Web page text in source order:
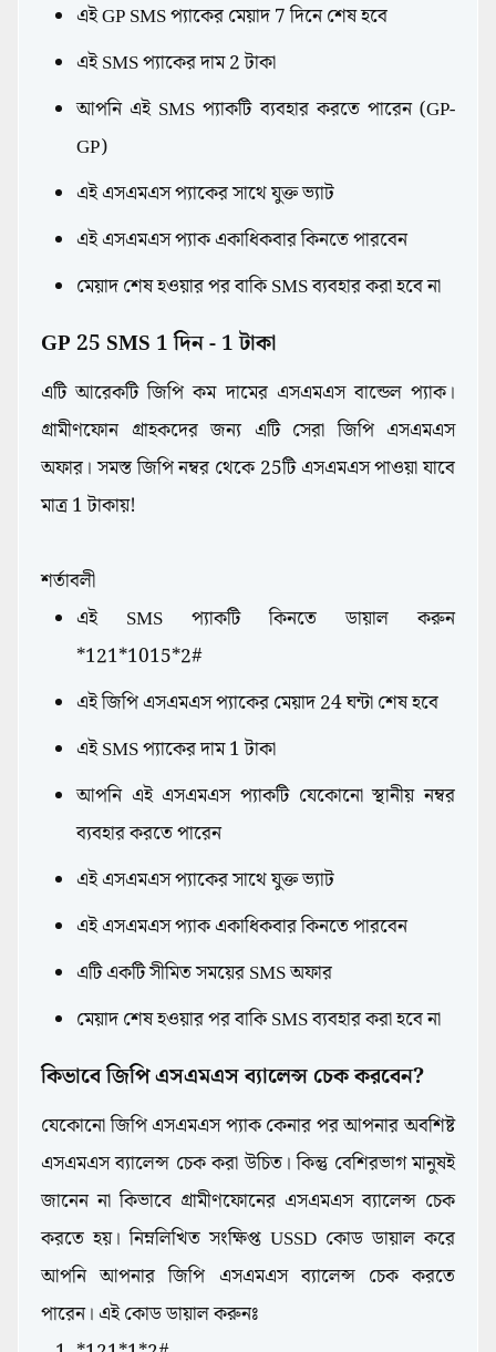
এই GP SMS প্যাকের মেয়াদ 7 দিনে শেষ হবে
এই SMS প্যাকের দাম 2 টাকা
আপনি এই SMS প্যাকটি ব্যবহার করতে পারেন (GP-
GP)
এই এসএমএস প্যাকের সাথে যুক্ত ভ্যাট
এই এসএমএস প্যাক একাধিকবার কিনতে পারবেন
মেয়াদ শেষ হওয়ার পর বাকি SMS ব্যবহার করা হবে না
GP 25 SMS 1 দিন - 1 টাকা
এটি আরেকটি জিপি কম দামের এসএমএস বান্ডেল প্যাক।
গ্রামীণফোন গ্রাহকদের জন্য এটি সেরা জিপি এসএমএস
অফার। সমস্ত জিপি নম্বর থেকে 25টি এসএমএস পাওয়া যাবে
মাত্র 1 টাকায়!
শর্তাবলী
এই SMS প্যাকটি কিনতে ডায়াল করুন
*121*1015*2#
এই জিপি এসএমএস প্যাকের মেয়াদ 24 ঘন্টা শেষ হবে
এই SMS প্যাকের দাম 1 টাকা
আপনি এই এসএমএস প্যাকটি যেকোনো স্থানীয় নম্বর
ব্যবহার করতে পারেন
এই এসএমএস প্যাকের সাথে যুক্ত ভ্যাট
এই এসএমএস প্যাক একাধিকবার কিনতে পারবেন
এটি একটি সীমিত সময়ের SMS অফার
মেয়াদ শেষ হওয়ার পর বাকি SMS ব্যবহার করা হবে না
কিভাবে জিপি এসএমএস ব্যালেন্স চেক করবেন?
যেকোনো জিপি এসএমএস প্যাক কেনার পর আপনার অবশিষ্ট
এসএমএস ব্যালেন্স চেক করা উচিত। কিন্তু বেশিরভাগ মানুষই
জানেন না কিভাবে গ্রামীণফোনের এসএমএস ব্যালেন্স চেক
করতে হয়। নিম্নলিখিত সংক্ষিপ্ত USSD কোড ডায়াল করে
আপনি আপনার জিপি এসএমএস ব্যালেন্স চেক করতে
পারেন। এই কোড ডায়াল করুনঃ